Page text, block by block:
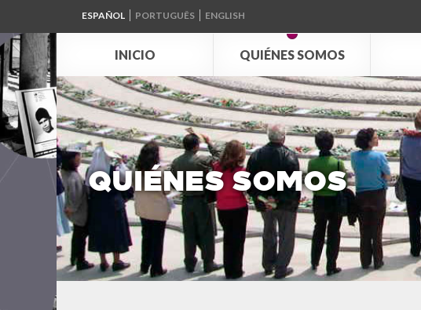
ESPAÑOL ENGLISH
PORTUGUÊS
INICIO
QUIÉNES SOMOS
QUIÉNES SOMOS